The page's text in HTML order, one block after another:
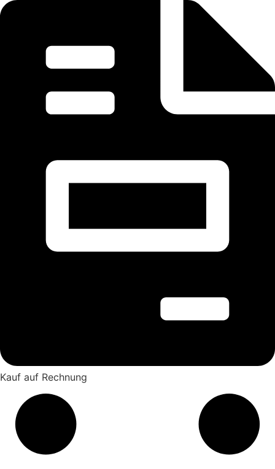
Kauf auf Rechnung